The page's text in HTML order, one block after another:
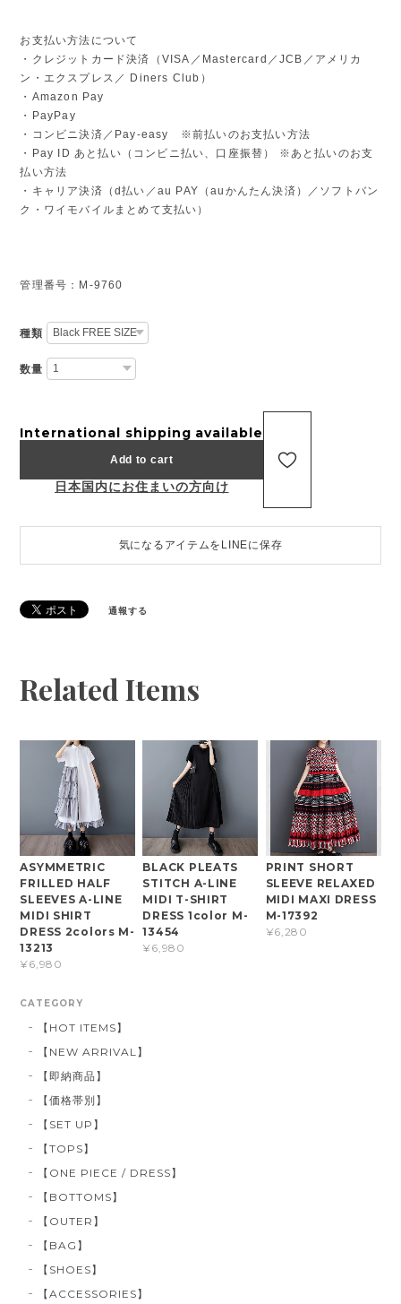
お支払い方法について
・クレジットカード決済（VISA／Mastercard／JCB／アメリカ
ン・エクスプレス／ Diners Club）
・Amazon Pay
・PayPay
・コンビニ決済／Pay-easy ※前払いのお支払い方法
・Pay ID あと払い（コンビニ払い、口座振替） ※あと払いのお支
払い方法
・キャリア決済（d払い／au PAY（auかんたん決済）／ソフトバン
ク・ワイモバイルまとめて支払い）
管理番号：M-9760
種類
数量
International shipping available
Add to cart
日本国内にお住まいの方向け
気になるアイテムをLINEに保存
通報する
Related Items
ASYMMETRIC
FRILLED HALF
SLEEVES A-LINE
MIDI SHIRT
DRESS 2colors M-
13213
¥6,980
BLACK PLEATS
STITCH A-LINE
MIDI T-SHIRT
DRESS 1color M-
13454
¥6,980
PRINT SHORT
SLEEVE RELAXED
MIDI MAXI DRESS
M-17392
¥6,280
CATEGORY
【HOT ITEMS】
【NEW ARRIVAL】
【即納商品】
【価格帯別】
【SET UP】
【TOPS】
【ONE PIECE / DRESS】
【BOTTOMS】
【OUTER】
【BAG】
【SHOES】
【ACCESSORIES】